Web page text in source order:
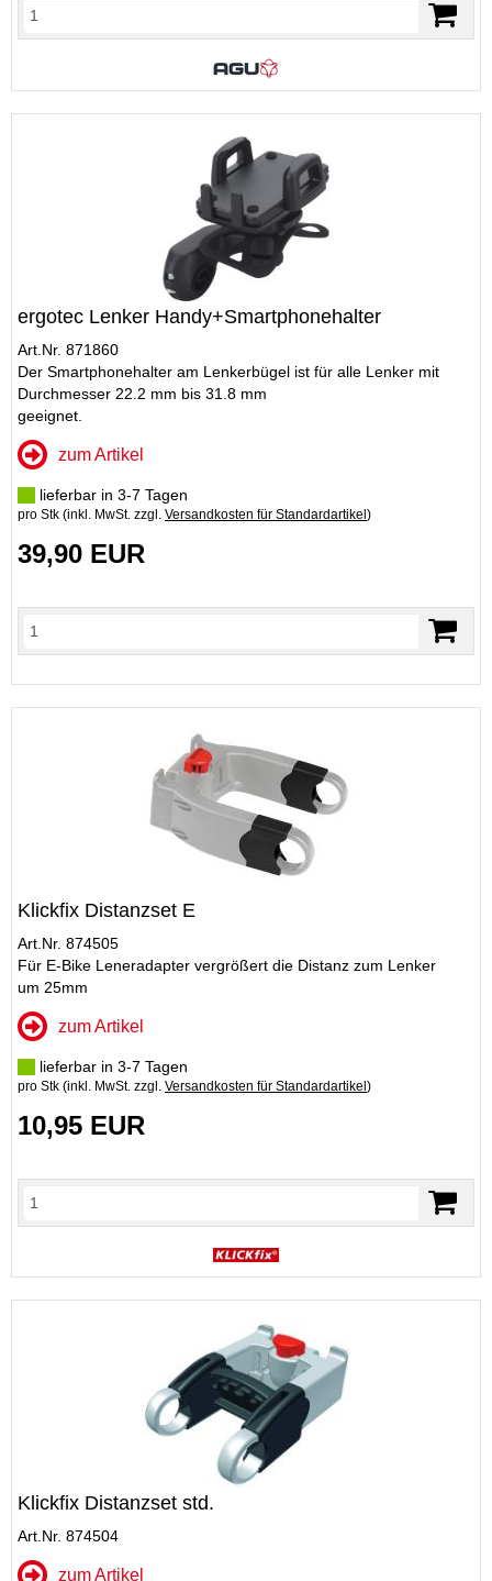
ergotec Lenker Handy+Smartphonehalter
Art.Nr. 871860
Der Smartphonehalter am Lenkerbügel ist für alle Lenker mit
Durchmesser 22.2 mm bis 31.8 mm
geeignet.
zum Artikel
lieferbar in 3-7 Tagen
pro Stk (inkl. MwSt. zzgl. Versandkosten für Standardartikel)
39,90 EUR
Klickfix Distanzset E
Art.Nr. 874505
Für E-Bike Leneradapter vergrößert die Distanz zum Lenker
um 25mm
zum Artikel
lieferbar in 3-7 Tagen
pro Stk (inkl. MwSt. zzgl. Versandkosten für Standardartikel)
10,95 EUR
Klickfix Distanzset std.
Art.Nr. 874504
zum Artikel